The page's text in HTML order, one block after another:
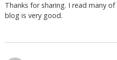
Thanks for sharing. I read many
blog is very good.